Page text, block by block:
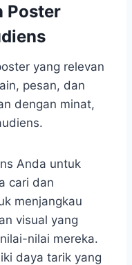
Poster
yang relevan
pesan, dan
dengan minat,
Anda untuk
cari dan
menjangkau
visual yang
nilai mereka.
daya tarik yang